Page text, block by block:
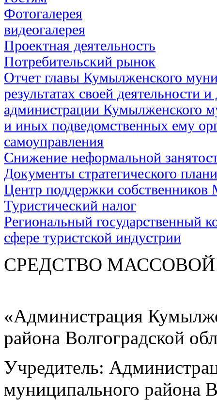
Фотогалерея
видеогалерея
Проектная деятельность
Потребительский рынок
Отчет главы Кумылженского
результатах своей деятельности
администрации Кумылженского
и иных подведомственных ему
самоуправления
Снижение неформальной
Документы стратегического
Центр поддержки
Туристический налог
Региональный государственный
сфере туристской индустрии
СРЕДСТВО
«Администрация
района Волгоградской
Учредитель:
муниципального района